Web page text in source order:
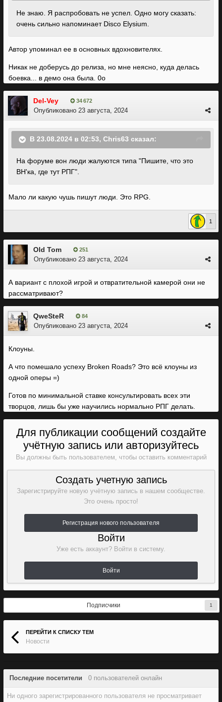
Не знаю. Я распробовать не успел. Одно могу сказать:
очень сильно напоминает Disco Elysium.
Автор упоминал ее в основных вдохновителях.
Никак не доберусь до релиза, но мне неясно, куда делась
боевка... в демо она была. 0о
Del-Vey 34 672
Опубликовано 23 августа, 2024
В 23.08.2024 в 02:53, Chris63 сказал:
На форуме вон люди жалуются типа "Пишите, что это
ВН'ка, где тут РПГ".
Мало ли какую чушь пишут люди. Это RPG.
1
Old Tom 251
Опубликовано 23 августа, 2024
А вариант с плохой игрой и отвратительной камерой они не
рассматривают?
QweSteR 84
Опубликовано 23 августа, 2024
Клоуны.
А что помешало успеху Broken Roads? Это всё клоуны из
одной оперы =)
Готов по минимальной ставке консультировать всех эти
творцов, лишь бы уже научились нормально РПГ делать.
Для публикации сообщений создайте
учётную запись или авторизуйтесь
Вы должны быть пользователем, чтобы оставить комментарий
Создать учетную запись
Зарегистрируйте новую учётную запись в нашем сообществе.
Это очень просто!
Регистрация нового пользователя
Войти
Уже есть аккаунт? Войти в систему.
Войти
Подписчики 1
ПЕРЕЙТИ К СПИСКУ ТЕМ
Новости
Последние посетители 0 пользователей онлайн
Ни одного зарегистрированного пользователя не просматривает